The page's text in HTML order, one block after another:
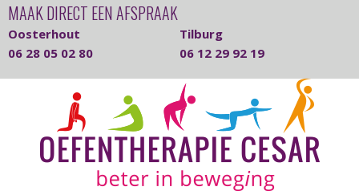
MAAK DIRECT EEN AFSPRAAK
Oosterhout
06 28 05 02 80
Tilburg
06 12 29 92 19